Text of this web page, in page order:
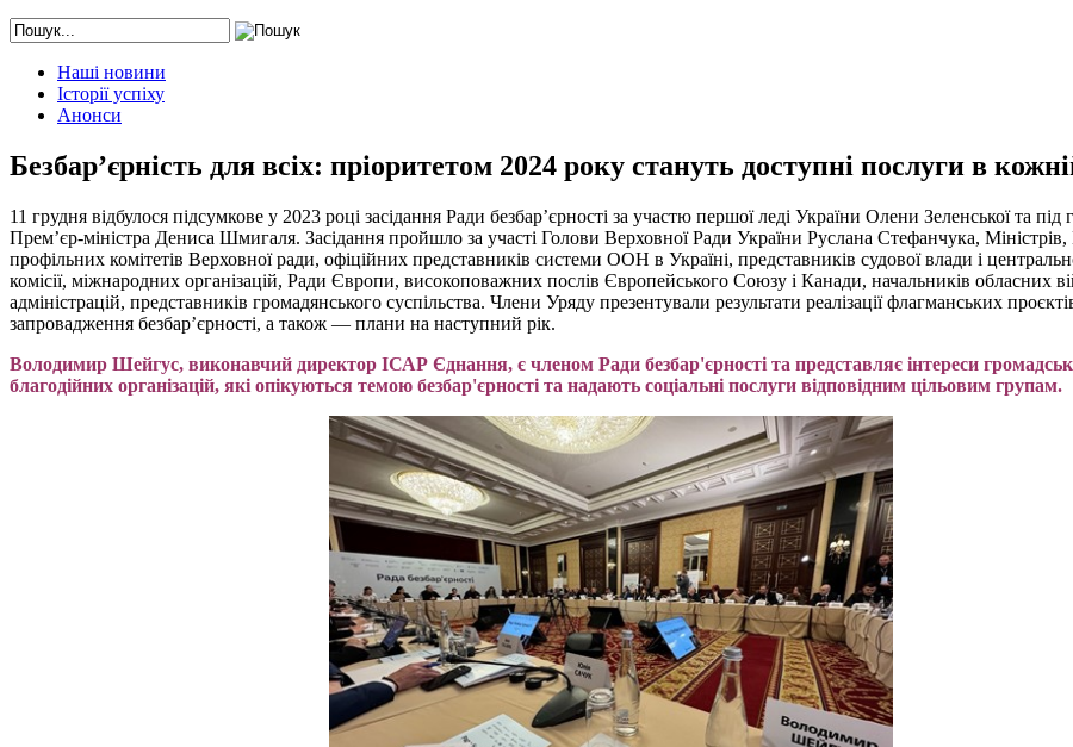
Наші новини
Історії успіху
Анонси
Безбар’єрність для всіх: пріоритетом 2024 року стануть доступні послуги в
11 грудня відбулося підсумкове у 2023 році засідання Ради безбар’єрності за участю першої леді України Олени Зеленської та
Прем’єр-міністра Дениса Шмигаля. Засідання пройшло за участі Голови Верховної Ради України Руслана Стефанчука, Міністрів,
профільних комітетів Верховної ради, офіційних представників системи ООН в Україні, представників судової влади і
комісії, міжнародних організацій, Ради Європи, високоповажних послів Європейського Союзу і Канади, начальників обласних
адміністрацій, представників громадянського суспільства. Члени Уряду презентували результати реалізації флагманських
запровадження безбар’єрності, а також — плани на наступний рік.
Володимир Шейгус, виконавчий директор ІСАР Єднання, є членом Ради безбар'єрності та представляє інтереси
благодійних організацій, які опікуються темою безбар'єрності та надають соціальні послуги відповідним цільовим групам.